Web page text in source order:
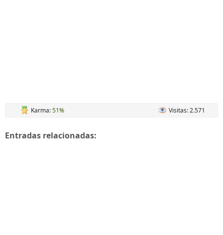
Karma:51% Visitas: 2.571
Entradas relacionadas: